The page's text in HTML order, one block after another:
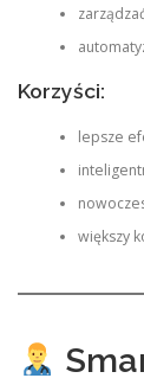
Korzyści:
lepsze
większy